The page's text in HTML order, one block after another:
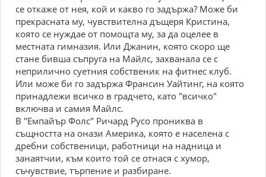
се откаже от нея, кой и какво го задържа? Може би
прекрасната му, чувствителна дъщеря Кристина,
която се нуждае от помощта му, за да оцелее в
местната гимназия. Или Джанин, която скоро ще
стане бивша съпруга на Майлс, захванала се с
неприлично суетния собственик на фитнес клуб.
Или може би го задържа Франсин Уайтинг, на която
принадлежи всичко в градчето, като "всичко"
включва и самия Майлс.
В "Емпайър Фолс" Ричард Русо прониква в
същността на онази Америка, която е населена с
дребни собственици, работници на надница и
занаятчии, към които той се отнася с хумор,
съчувствие, търпение и разбиране.